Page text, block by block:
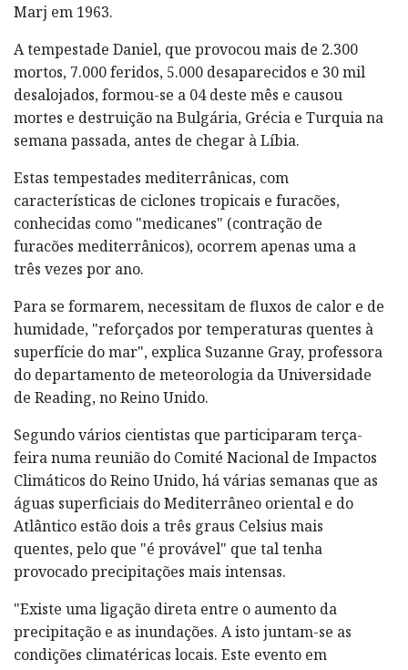
Marj em 1963.
A tempestade Daniel, que provocou mais de 2.300
mortos, 7.000 feridos, 5.000 desaparecidos e 30 mil
desalojados, formou-se a 04 deste mês e causou
mortes e destruição na Bulgária, Grécia e Turquia na
semana passada, antes de chegar à Líbia.
Estas tempestades mediterrânicas, com
características de ciclones tropicais e furacões,
conhecidas como "medicanes" (contração de
furacões mediterrânicos), ocorrem apenas uma a
três vezes por ano.
Para se formarem, necessitam de fluxos de calor e de
humidade, "reforçados por temperaturas quentes à
superfície do mar", explica Suzanne Gray, professora
do departamento de meteorologia da Universidade
de Reading, no Reino Unido.
Segundo vários cientistas que participaram terça-
feira numa reunião do Comité Nacional de Impactos
Climáticos do Reino Unido, há várias semanas que as
águas superficiais do Mediterrâneo oriental e do
Atlântico estão dois a três graus Celsius mais
quentes, pelo que "é provável" que tal tenha
provocado precipitações mais intensas.
"Existe uma ligação direta entre o aumento da
precipitação e as inundações. A isto juntam-se as
condições climatéricas locais. Este evento em